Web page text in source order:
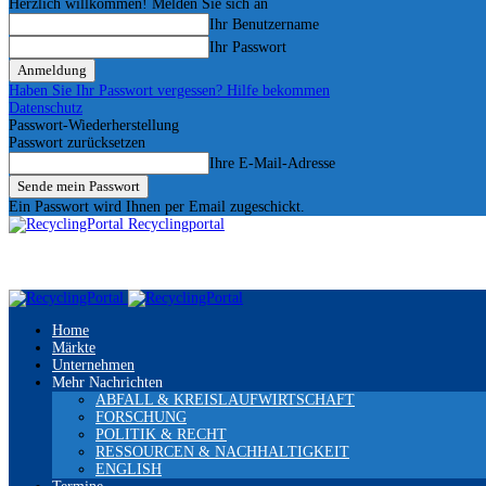
Herzlich willkommen! Melden Sie sich an
Ihr Benutzername
Ihr Passwort
Haben Sie Ihr Passwort vergessen? Hilfe bekommen
Datenschutz
Passwort-Wiederherstellung
Passwort zurücksetzen
Ihre E-Mail-Adresse
Ein Passwort wird Ihnen per Email zugeschickt.
Recyclingportal
Home
Märkte
Unternehmen
Mehr Nachrichten
ABFALL & KREISLAUFWIRTSCHAFT
FORSCHUNG
POLITIK & RECHT
RESSOURCEN & NACHHALTIGKEIT
ENGLISH